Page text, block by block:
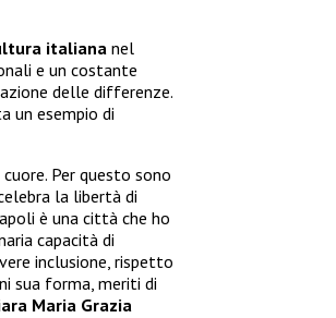
italiana nel
e un costante
delle differenze.
un esempio di
Per questo sono
la libertà di
è una città che ho
capacità di
inclusione, rispetto
sua forma, meriti di
Maria Grazia